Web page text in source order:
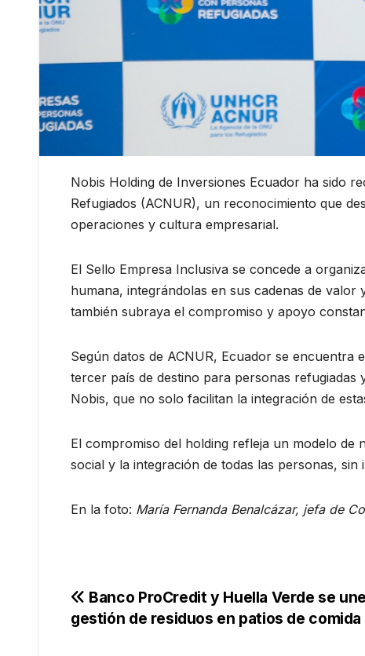
Nobis Holding de Inversiones Ecuador ha sido
Refugiados (ACNUR), un reconocimiento que
operaciones y cultura empresarial.
El Sello Empresa Inclusiva se concede a
humana, integrándolas en sus cadenas de
también subraya el compromiso y apoyo
Según datos de ACNUR, Ecuador se
tercer país de destino para personas refugiadas
Nobis, que no solo facilitan la integración de
El compromiso del holding refleja un modelo
social y la integración de todas las personas,
En la foto: María Fernanda Benalcázar, jefa de
Navegación
de
Banco ProCredit y Huella Verde se
gestión de residuos en patios de comida